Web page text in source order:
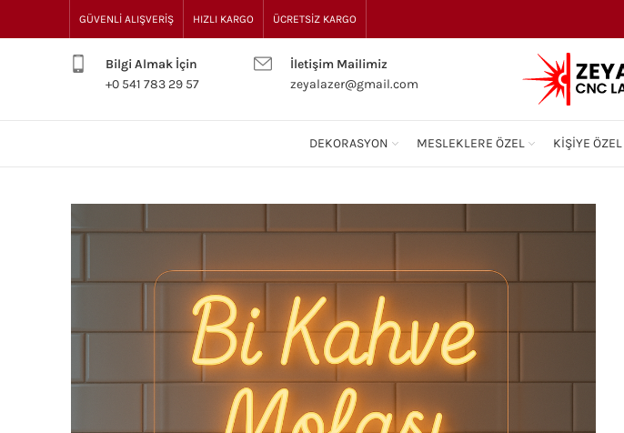
GÜVENLİ ALIŞVERİŞ HIZLI KARGO ÜCRETSİZ KARGO
Bilgi Almak İçin
+0 541 783 29 57
İletişim Mailimiz
zeyalazer@gmail.com
DEKORASYON MESLEKLERE ÖZEL KIŞIYE ÖZEL